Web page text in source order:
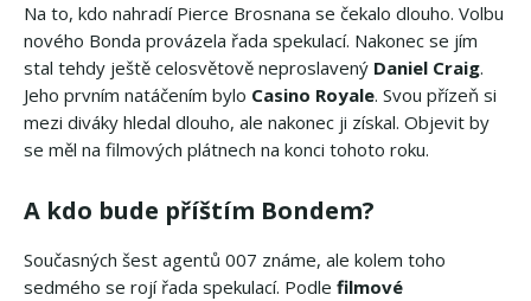
Na to, kdo nahradí Pierce Brosnana se čekalo dlouho. Volbu
nového Bonda provázela řada spekulací. Nakonec se jím
stal tehdy ještě celosvětově neproslavený Daniel Craig.
Jeho prvním natáčením bylo Casino Royale. Svou přízeň si
mezi diváky hledal dlouho, ale nakonec ji získal. Objevit by
se měl na filmových plátnech na konci tohoto roku.
A kdo bude příštím Bondem?
Současných šest agentů 007 známe, ale kolem toho
sedmého se rojí řada spekulací. Podle filmové